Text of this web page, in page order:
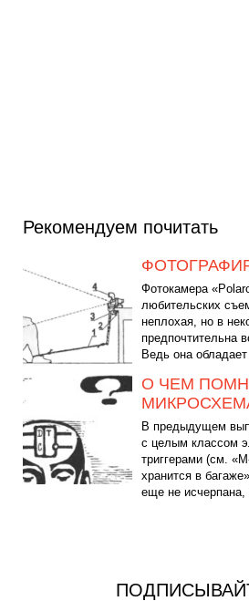
Рекомендуем почитать
Фотокамера
любительских
неплохая, но в
предпочтительна
Ведь она
О ЧЕМ
В предыдущем
с целым классом
триггерами (см.
хранится в
еще не